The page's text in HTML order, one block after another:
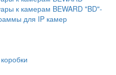
к камерам BEWARD "BD"-
для IP камер